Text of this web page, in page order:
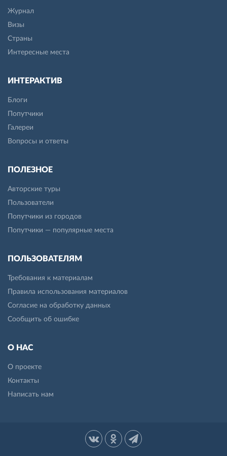
Журнал
Визы
Страны
Интересные места
ИНТЕРАКТИВ
Блоги
Попутчики
Галереи
Вопросы и ответы
ПОЛЕЗНОЕ
Авторские туры
Пользователи
Попутчики из городов
Попутчики — популярные места
ПОЛЬЗОВАТЕЛЯМ
Требования к материалам
Правила использования материалов
Согласие на обработку данных
Сообщить об ошибке
О НАС
О проекте
Контакты
Написать нам